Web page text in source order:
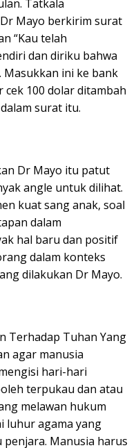
Tatkala
Mayo berkirim surat
“Kau telah
dan diriku bahwa
Masukkan ini ke bank
cek 100 dolar ditambah
surat itu.
Dr Mayo itu patut
angle untuk dilihat.
kuat sang anak, soal
dalam
hal baru dan positif
dalam konteks
dilakukan Dr Mayo.
Terhadap Tuhan Yang
agar manusia
hari-hari
terpukau dan atau
melawan hukum
luhur agama yang
penjara. Manusia harus